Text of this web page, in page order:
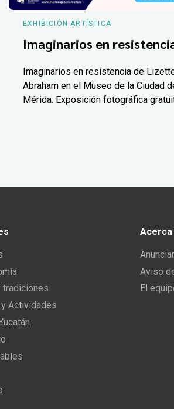
EXHIBICIÓN ARTÍSTICA
Imaginarios en
Imaginarios en resistencia de
Abraham en el Museo de la Ciudad
Mérida. Exposición fotográfica
tradiciones
Actividades
Aviso
El